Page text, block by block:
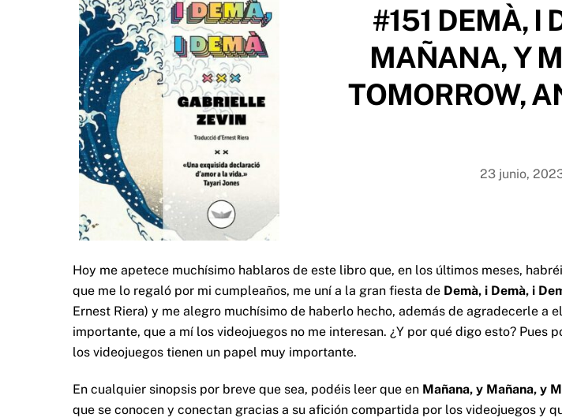
#151 DEMÀ, I
MAÑANA, Y
TOMORROW,
23 junio,
Hoy me apetece muchísimo hablaros de este libro que, en los últimos meses,
que me lo regaló por mi cumpleaños, me uní a la gran fiesta de Demà, i Demà, i
Ernest Riera) y me alegro muchísimo de haberlo hecho, además de agradecerle a
importante, que a mí los videojuegos no me interesan. ¿Y por qué digo esto? Pues
los videojuegos tienen un papel muy importante.
En cualquier sinopsis por breve que sea, podéis leer que en Mañana, y Mañana, y
que se conocen y conectan gracias a su afición compartida por los videojuegos y